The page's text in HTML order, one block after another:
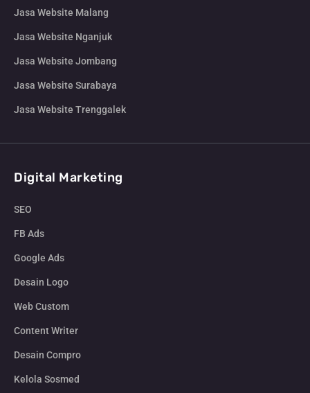
Jasa Website Malang
Jasa Website Nganjuk
Jasa Website Jombang
Jasa Website Surabaya
Jasa Website Trenggalek
Digital Marketing
SEO
FB Ads
Google Ads
Desain Logo
Web Custom
Content Writer
Desain Compro
Kelola Sosmed